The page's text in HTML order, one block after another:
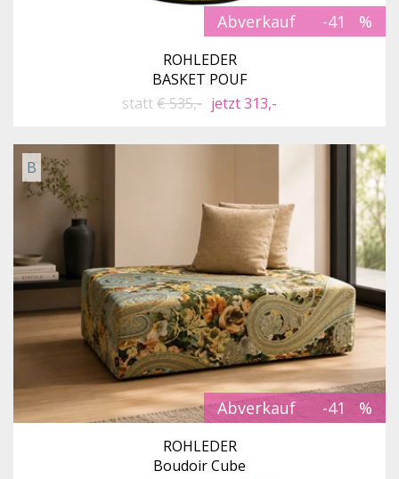
Abverkauf -41
ROHLEDER
BASKET POUF
statt€ 535,- jetzt 313,-
Abverkauf -41
B
ROHLEDER
Boudoir Cube